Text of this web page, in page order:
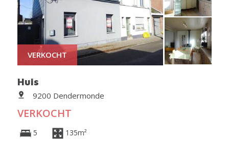
VERKOCHT
Huis
9200 Dendermonde
VERKOCHT
5 135m²